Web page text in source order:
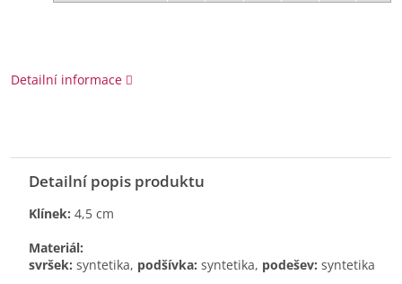
Detailní informace
Detailní popis produktu
Klínek:4,5 cm
Materiál:
svršek: syntetika, podšívka: syntetika, podešev: syntetika